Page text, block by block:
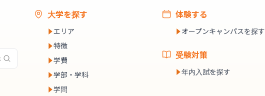
大学を探す
エリア
特徴
学費
学部・学科
学問
体験する
オープンキャンパスを探す
受験対策
年内入試を探す